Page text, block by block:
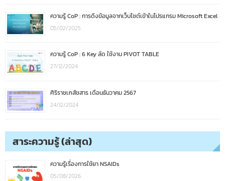
ความรู้ CoP : การดึงข้อมูลจากเว็บไซต์เข้าในโปรแกรม Microsoft Excel
05/02/2025
ความรู้ CoP : 6 Key ลัด ใช้งาน PIVOT TABLE
27/12/2024
ศิริราชเภสัชสาร เดือนธันวาคม 2567
24/12/2024
สาระความรู้ (ล่าสุด)
ความรู้เรื่องการใช้ยา NSAIDs
05/08/2026